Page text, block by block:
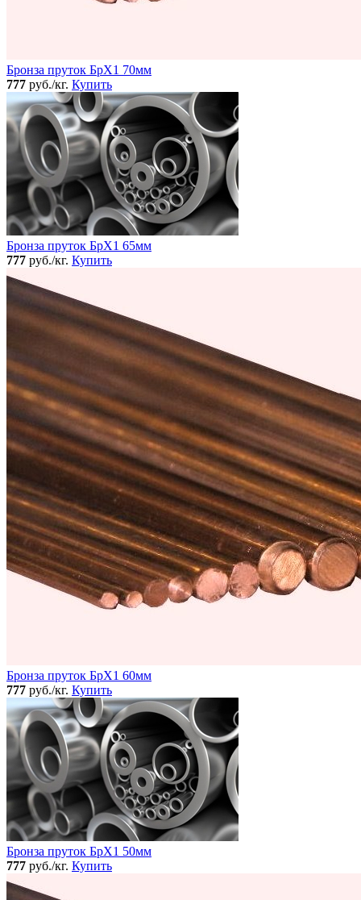
Бронза пруток БрХ1 70мм
777 руб./кг. Купить
Бронза пруток БрХ1 65мм
777 руб./кг. Купить
Бронза пруток БрХ1 60мм
777 руб./кг. Купить
Бронза пруток БрХ1 50мм
777 руб./кг. Купить